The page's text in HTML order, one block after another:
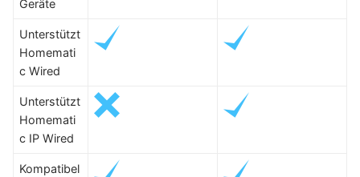
Geräte
Unterstützt
Homemati
c Wired
Unterstützt
Homemati
c IP Wired
Kompatibel